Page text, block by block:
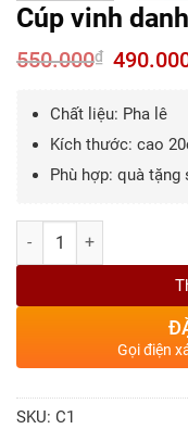
Cúp vinh
550.000₫
Giá
gốc
Chất liệu: Pha lê
Kích thước: cao
Phù hợp: quà tặng
Số lượng
Gọi điện
SKU: C1